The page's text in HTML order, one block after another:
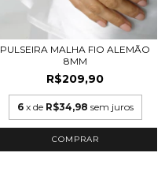
PULSEIRA MALHA FIO ALEMÃO
8MM
R$209,90
6 x de R$34,98 sem juros
COMPRAR